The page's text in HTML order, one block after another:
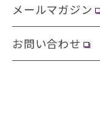
メールマガジン
お問い合わせ